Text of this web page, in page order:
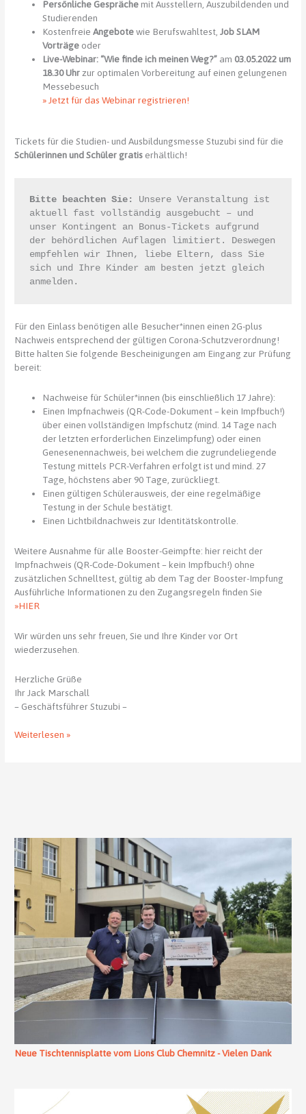
Persönliche Gesprächemit Ausstellern, Auszubildenden und
Studierenden
KostenfreieAngebotewie Berufswahltest,Job SLAM
Vorträge oder
Live-Webinar: “Wie finde ich meinen Weg?” am 03.05.2022 um
18.30 Uhrzur optimalen Vorbereitung auf einen gelungenen
Messebesuch
» Jetzt für das Webinar registrieren!
Tickets für die Studien- und Ausbildungsmesse Stuzubi sind für die
Schülerinnen und Schüler gratis erhältlich!
Bitte beachten Sie:
Unsere Veranstaltung ist
aktuell fast vollständig ausgebucht – und
unser Kontingent an Bonus-Tickets aufgrund
der behördlichen Auflagen limitiert. Deswegen
empfehlen wir Ihnen, liebe Eltern, dass Sie
sich und Ihre Kinder am besten jetzt gleich
anmelden.
Für den Einlass benötigen alle Besucher*innen einen 2G-plus
Nachweis entsprechend der gültigen Corona-Schutzverordnung!
Bitte halten Sie folgende Bescheinigungen am Eingang zur Prüfung
bereit:
Nachweise für Schüler*innen (bis einschließlich 17 Jahre):
Einen Impfnachweis (QR-Code-Dokument – kein Impfbuch!)
über einen vollständigen Impfschutz (mind. 14 Tage nach
der letzten erforderlichen Einzelimpfung) oder einen
Genesenennachweis, bei welchem die zugrundeliegende
Testung mittels PCR-Verfahren erfolgt ist und mind. 27
Tage, höchstens aber 90 Tage, zurückliegt.
Einen gültigen Schülerausweis, der eine regelmäßige
Testung in der Schule bestätigt.
Einen Lichtbildnachweis zur Identitätskontrolle.
Weitere Ausnahme für alle Booster-Geimpfte: hier reicht der
Impfnachweis (QR-Code-Dokument – kein Impfbuch!) ohne
zusätzlichen Schnelltest, gültig ab dem Tag der Booster-Impfung
Ausführliche Informationen zu den Zugangsregeln finden Sie
»HIER
Wir würden uns sehr freuen, Sie und Ihre Kinder vor Ort
wiederzusehen.
Herzliche Grüße
Ihr Jack Marschall
– Geschäftsführer Stuzubi –
Ausbildungsmesse
Weiterlesen »
Neue Tischtennisplatte vom Lions Club Chemnitz - Vielen Dank